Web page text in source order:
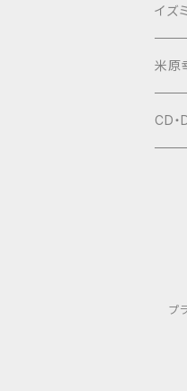
イズ
米原
CD・
プ